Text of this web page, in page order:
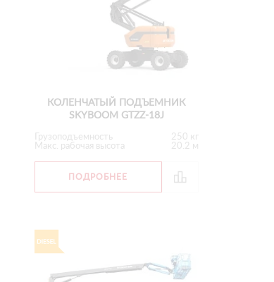
КОЛЕНЧАТЫЙ ПОДЪЕМНИК
SKYBOOM GTZZ-18J
Грузоподъемность
250 кг
Макс. рабочая высота
20.2 м
ПОДРОБНЕЕ